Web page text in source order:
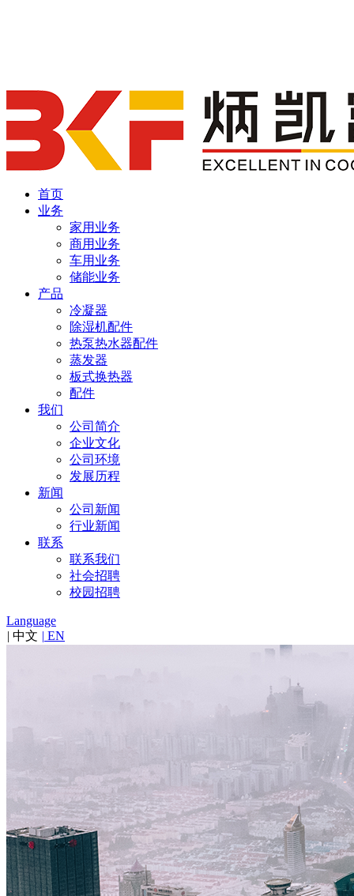
首页
业务
家用业务
商用业务
车用业务
储能业务
产品
冷凝器
除湿机配件
热泵热水器配件
蒸发器
板式换热器
配件
我们
公司简介
企业文化
公司环境
发展历程
新闻
公司新闻
行业新闻
联系
联系我们
社会招聘
校园招聘
Language
| 中文 | EN